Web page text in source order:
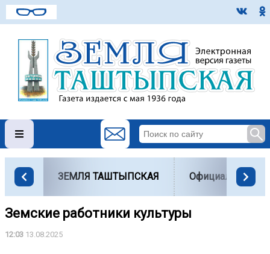
ЗЕМЛЯ ТАШТЫПСКАЯ Официально
Земские работники культуры
12:03 13.08.2025